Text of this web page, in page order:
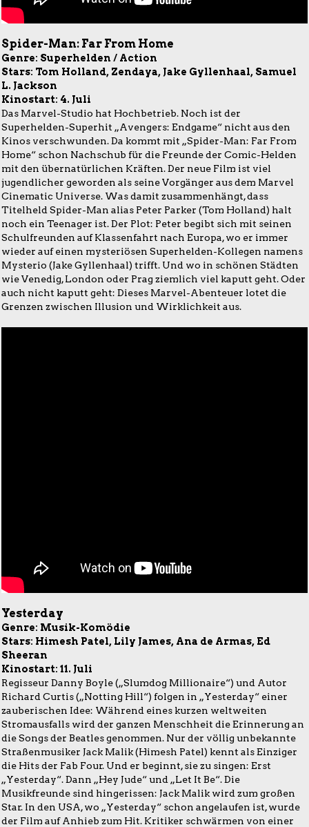
Spider-Man: Far From Home
Genre: Superhelden / Action
Stars: Tom Holland, Zendaya, Jake Gyllenhaal, Samuel
L. Jackson
Kinostart: 4. Juli
Das Marvel-Studio hat Hochbetrieb. Noch ist der
Superhelden-Superhit „Avengers: Endgame“ nicht aus den
Kinos verschwunden. Da kommt mit „Spider-Man: Far From
Home“ schon Nachschub für die Freunde der Comic-Helden
mit den übernatürlichen Kräften. Der neue Film ist viel
jugendlicher geworden als seine Vorgänger aus dem Marvel
Cinematic Universe. Was damit zusammenhängt, dass
Titelheld Spider-Man alias Peter Parker (Tom Holland) halt
noch ein Teenager ist. Der Plot: Peter begibt sich mit seinen
Schulfreunden auf Klassenfahrt nach Europa, wo er immer
wieder auf einen mysteriösen Superhelden-Kollegen namens
Mysterio (Jake Gyllenhaal) trifft. Und wo in schönen Städten
wie Venedig, London oder Prag ziemlich viel kaputt geht. Oder
auch nicht kaputt geht: Dieses Marvel-Abenteuer lotet die
Grenzen zwischen Illusion und Wirklichkeit aus.
Yesterday
Genre: Musik-Komödie
Stars: Himesh Patel, Lily James, Ana de Armas, Ed
Sheeran
Kinostart: 11. Juli
Regisseur Danny Boyle („Slumdog Millionaire“) und Autor
Richard Curtis („Notting Hill“) folgen in „Yesterday“ einer
zauberischen Idee: Während eines kurzen weltweiten
Stromausfalls wird der ganzen Menschheit die Erinnerung an
die Songs der Beatles genommen. Nur der völlig unbekannte
Straßenmusiker Jack Malik (Himesh Patel) kennt als Einziger
die Hits der Fab Four. Und er beginnt, sie zu singen: Erst
„Yesterday“. Dann „Hey Jude“ und „Let It Be“. Die
Musikfreunde sind hingerissen: Jack Malik wird zum großen
Star. In den USA, wo „Yesterday“ schon angelaufen ist, wurde
der Film auf Anhieb zum Hit. Kritiker schwärmen von einer